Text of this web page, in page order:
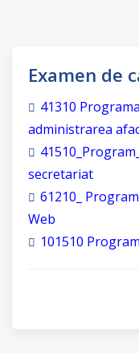
Examen de
41310
administrarea
secretariat
61210_
Web
101510